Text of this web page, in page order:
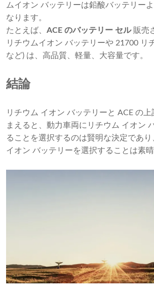
ムイオン バッテリーは鉛酸バッテリー
なります。
たとえば、 ACE のバッテリー セル 販売
リチウムイオン バッテリーや 21700 リ
など) は、高品質、軽量、大容量です。
結論
リチウム イオン バッテリーと ACE の
まえると、動力車両にリチウム イオン
ることを選択するのは賢明な決定であり
イオン バッテリーを選択することは素